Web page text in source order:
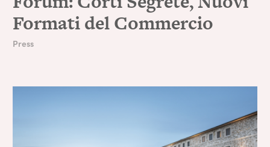
Formati del Commercio
Press